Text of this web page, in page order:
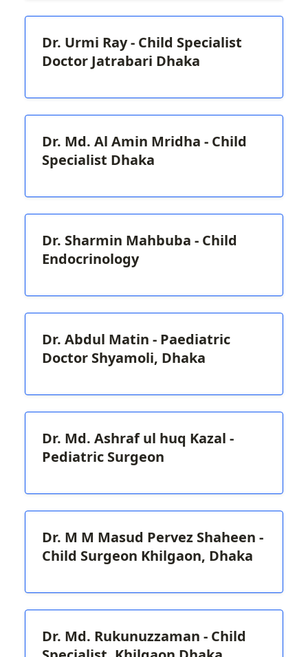
Dr. Urmi Ray - Child Specialist
Doctor Jatrabari Dhaka
Dr. Md. Al Amin Mridha - Child
Specialist Dhaka
Dr. Sharmin Mahbuba - Child
Endocrinology
Dr. Abdul Matin - Paediatric
Doctor Shyamoli, Dhaka
Dr. Md. Ashraf ul huq Kazal -
Pediatric Surgeon
Dr. M M Masud Pervez Shaheen -
Child Surgeon Khilgaon, Dhaka
Dr. Md. Rukunuzzaman - Child